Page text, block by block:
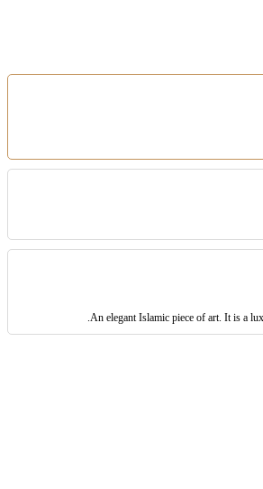
An elegant Islamic piece of art. It is a